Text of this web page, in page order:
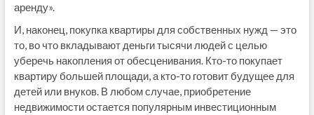
аренду».
И, наконец, покупка квартиры для собственных нужд — это
то, во что вкладывают деньги тысячи людей с целью
уберечь накопления от обесценивания. Кто-то покупает
квартиру большей площади, а кто-то готовит будущее для
детей или внуков. В любом случае, приобретение
недвижимости остается популярным инвестиционным